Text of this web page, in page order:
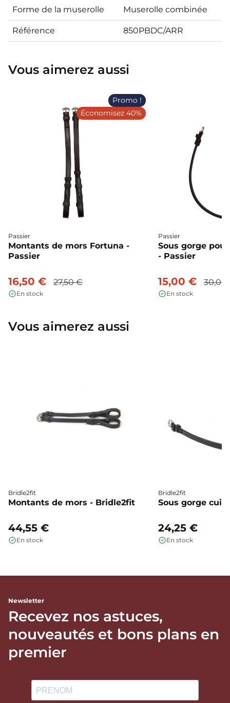
Forme de la muserolle Muserolle combinée
Référence 850PBDC/ARR
Vous aimerez aussi
Passier
Montants de mors Fortuna -
Passier
16,50 € 27,50 €
En stock
Promo !
Économisez 40%
Passier
Sous gorge
- Passier
15,00 € 30,00
En stock
Vous aimerez aussi
Bridle2fit
Montants de mors - Bridle2fit
44,55 €
En stock
Bridle2fit
Sous gorge
24,25 €
En stock
Newsletter
Recevez nos astuces,
nouveautés et bons plans en
premier